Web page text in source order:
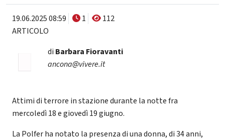
19.06.2025 08:59 1
112
ARTICOLO
di Barbara Fioravanti
ancona@vivere.it
Attimi di terrore in stazione durante la notte fra
mercoledì 18 e giovedì 19 giugno.
La Polfer ha notato la presenza di una donna, di 34 anni,